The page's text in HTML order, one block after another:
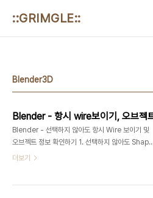
::GRIMGLE::
Blender3D
Blender - 선택하지 않아도 항시 Wire 보이기 및
오브젝트 정보 확인하기 1. 선택하지 않아도 Shape
확인을 위해 항시 Wire를 켜 두기 -오브젝트 선택
더보기